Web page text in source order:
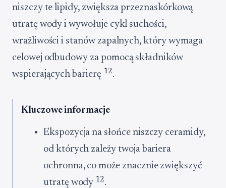
niszczy te lipidy, zwiększa przeznaskórkową
utratę wody i wywołuje cykl suchości,
wrażliwości i stanów zapalnych, który wymaga
celowej odbudowy za pomocą składników
wspierających barierę 12.
Kluczowe informacje
Ekspozycja na słońce niszczy ceramidy,
od których zależy twoja bariera
ochronna, co może znacznie zwiększyć
utratę wody12.